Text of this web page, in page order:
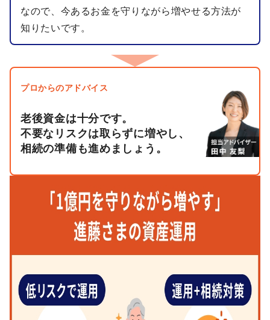
なので、今あるお金を守りながら増やせる方法が
知りたいです。
プロからのアドバイス
老後資金は十分です。
不要なリスクは取らずに増やし、
相続の準備も進めましょう。